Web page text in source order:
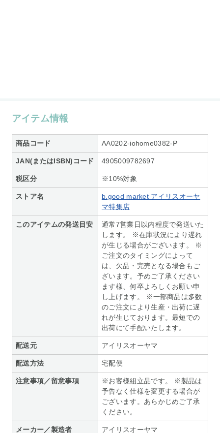
アイテム情報
商品コード AA0202-iohome0382-P
JAN(またはISBN)コード 4905009782697
税区分 ※10%対象
ストア名
b.good market アイリスオーヤ
マ特集店
このアイテムの発送目安
通常7営業日以内程度で発送いた
します。 ※在庫状況により遅れ
が生じる場合がございます。 ※
ご注文のタイミングによって
は、欠品・完売となる場合もご
ざいます。予めご了承ください
ます様、何卒よろしくお願い申
し上げます。 ※一部商品は多数
のご注文により生産・出荷に遅
れが生じております。最短での
出荷にて手配いたします。
配送元 アイリスオーヤマ
配送方法 宅配便
注意事項／留意事項
※お客様組立品です。 ※製品は
予告なく仕様を変更する場合が
ございます。あらかじめご了承
ください。
メーカー／製造者 アイリスオーヤマ